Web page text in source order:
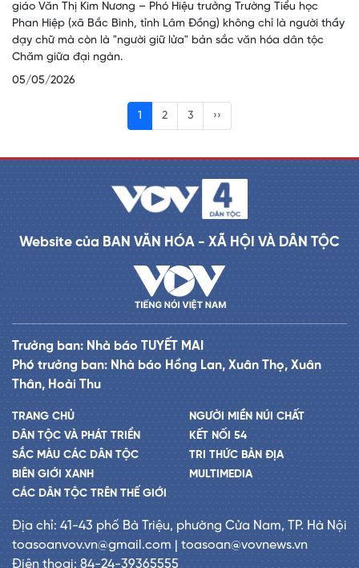
giáo Văn Thị Kim Nương – Phó Hiệu trưởng Trường Tiểu học
Phan Hiệp (xã Bắc Bình, tỉnh Lâm Đồng) không chỉ là người thầy
dạy chữ mà còn là "người giữ lửa" bản sắc văn hóa dân tộc
Chăm giữa đại ngàn.
05/05/2026
1 2 3 ››
Website của BAN VĂN HÓA - XÃ HỘI VÀ DÂN TỘC
Trưởng ban: Nhà báo TUYẾT MAI
Phó trưởng ban: Nhà báo Hồng Lan, Xuân Thọ, Xuân
Thân, Hoài Thu
TRANG CHỦ
DÂN TỘC VÀ PHÁT TRIỂN
SẮC MÀU CÁC DÂN TỘC
BIÊN GIỚI XANH
CÁC DÂN TỘC TRÊN THẾ GIỚI
NGƯỜI MIỀN NÚI CHẤT
KẾT NỐI 54
TRI THỨC BẢN ĐỊA
MULTIMEDIA
Địa chỉ: 41-43 phố Bà Triệu, phường Cửa Nam, TP. Hà Nội
toasoanvov.vn@gmail.com | toasoan@vovnews.vn
Điện thoại: 84-24-39365555